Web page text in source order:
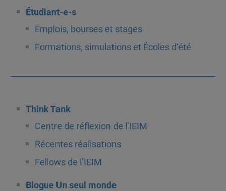
Étudiant-e-s
Emplois, bourses et stages
Formations, simulations et Écoles d’été
Think Tank
Centre de réflexion de l’IEIM
Récentes réalisations
Fellows de l’IEIM
Blogue Un seul monde